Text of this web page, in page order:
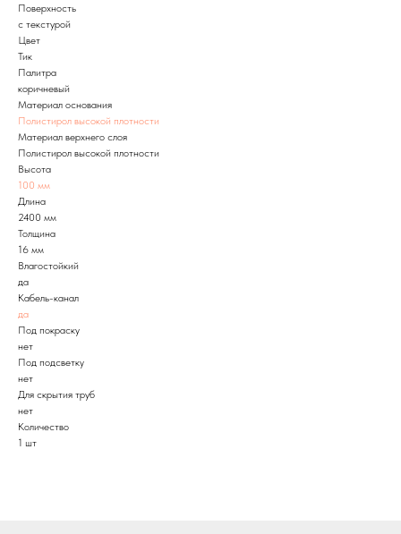
Поверхность
с текстурой
Цвет
Тик
Палитра
коричневый
Материал основания
Полистирол высокой плотности
Материал верхнего слоя
Полистирол высокой плотности
Высота
100 мм
Длина
2400 мм
Толщина
16 мм
Влагостойкий
да
Кабель-канал
да
Под покраску
нет
Под подсветку
нет
Для скрытия труб
нет
Количество
1 шт